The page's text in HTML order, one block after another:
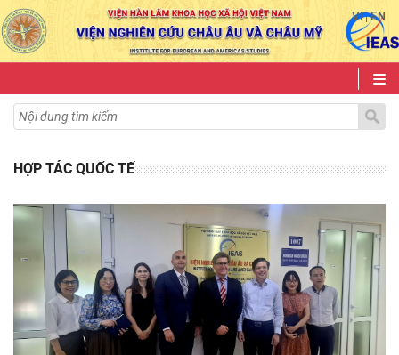
VI|EN
HỢP TÁC QUỐC TẾ